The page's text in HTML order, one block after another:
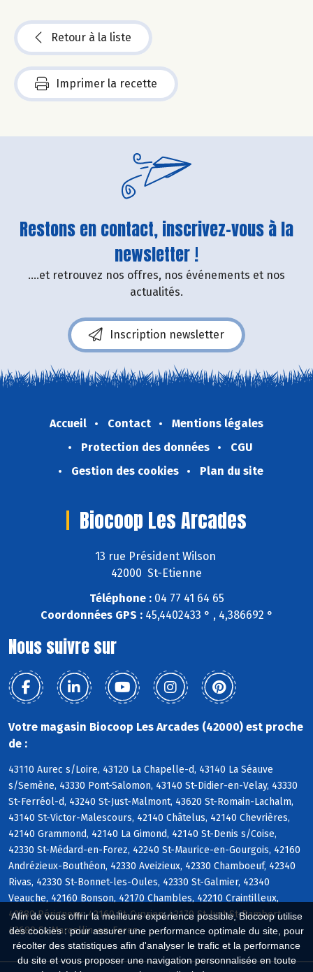
Afin de vous offrir la meilleure expérience possible, Biocoop utilise
des cookies : pour assurer une performance optimale du site, pour
récolter des statistiques afin d'analyser le trafic et la performance
du site et vous proposer une navigation personnalisée en toute
Retour à la liste
Imprimer la recette
Restons en contact, inscrivez-vous à la
newsletter !
....et retrouvez nos offres, nos événements et nos
actualités.
Inscription newsletter
Accueil Contact
Mentions légales
Protection des données
CGU
Gestion des cookies
Plan du site
Biocoop Les Arcades
13 rue Président Wilson
42000 St-Etienne
Téléphone :04 77 41 64 65
Coordonnées GPS :45,4402433 ° , 4,386692 °
Nous suivre sur
Votre magasin Biocoop Les Arcades (42000) est proche
de :
43110 Aurec s/Loire, 43120 La Chapelle-d, 43140 La Séauve
s/Semène, 43330 Pont-Salomon, 43140 St-Didier-en-Velay, 43330
St-Ferréol-d, 43240 St-Just-Malmont, 43620 St-Romain-Lachalm,
43140 St-Victor-Malescours, 42140 Châtelus, 42140 Chevrières,
42140 Grammond, 42140 La Gimond, 42140 St-Denis s/Coise,
42330 St-Médard-en-Forez, 42240 St-Maurice-en-Gourgois, 42160
Andrézieux-Bouthéon, 42330 Aveizieux, 42330 Chamboeuf, 42340
Rivas, 42330 St-Bonnet-les-Oules, 42330 St-Galmier, 42340
Veauche, 42160 Bonson, 42170 Chambles, 42210 Craintilleux,
42380 Périgneux, 42160 St-Cyprien, 42170 St-Just-St-Rambert,
42680 St-Marcellin-en-Forez